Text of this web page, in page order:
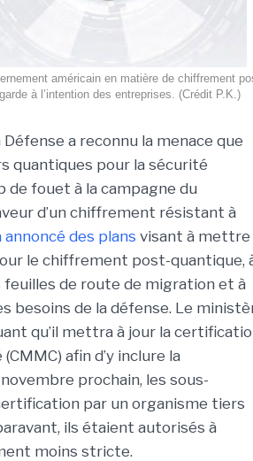
américain en matière de chiffrement
à l’intention des entreprises. (Crédit P.K.)
a reconnu la menace que
quantiques pour la sécurité
de fouet à la campagne du
d’un chiffrement résistant à
annoncé des plans visant à mettre
le chiffrement post-quantique,
feuilles de route de migration et à
besoins de la défense. Le
qu’il mettra à jour la
afin d’y inclure la
prochain, les sous-
par un organisme tiers
ils étaient autorisés à
moins stricte.